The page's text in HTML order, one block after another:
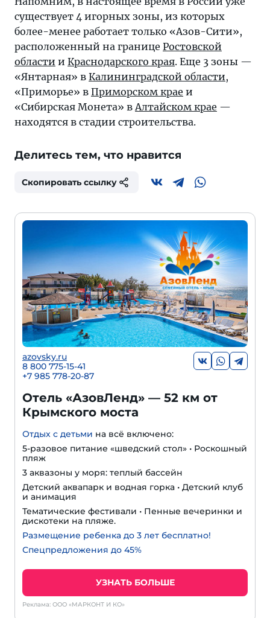
существует 4 игорных зоны, из которых
более-менее работает только «Азов-Сити»,
расположенный на границе Ростовской
области и Краснодарского края. Еще 3 зоны —
«Янтарная» в Калининградской области,
«Приморье» в Приморском крае и
«Сибирская Монета» вАлтайском крае —
находятся в стадии строительства.
Делитесь тем, что нравится
Скопировать ссылку
azovsky.ru
8 800 775-15-41
+7 985 778-20-87
Отель «АзовЛенд» — 52 км от
Крымского моста
Отдых с детьми на всё включено:
5-разовое питание «шведский стол» • Роскошный
пляж
3 аквазоны у моря: теплый бассейн
Детский аквапарк и водная горка • Детский клуб
и анимация
Тематические фестивали • Пенные вечеринки и
дискотеки на пляже.
Размещение ребенка до 3 лет бесплатно!
Спецпредложения до 45%
УЗНАТЬ БОЛЬШЕ
Реклама: ООО «МАРКОНТ И КО»